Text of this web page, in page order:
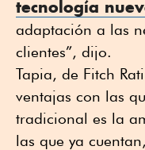
tecnología
adaptación a las
clientes”, dijo.
Tapia, de Fitch
ventajas con las
tradicional es la
las que ya